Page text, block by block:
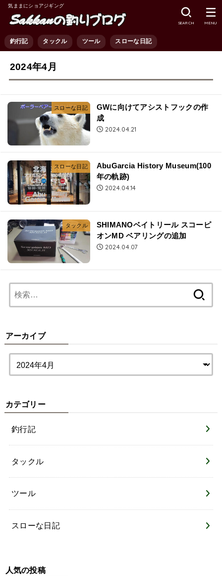
気ままにショアジギング
釣行記 タックル ツール スローな日記
SEARCH MENU
2024年4月
スローな日記
GWに向けてアシストフックの作
成
2024.04.21
スローな日記
AbuGarcia History Museum(100
年の軌跡)
2024.04.14
タックル
SHIMANOベイトリール スコーピ
オンMD ベアリングの追加
2024.04.07
索:
アーカイブ
カテゴリー
釣行記
タックル
ツール
スローな日記
人気の投稿